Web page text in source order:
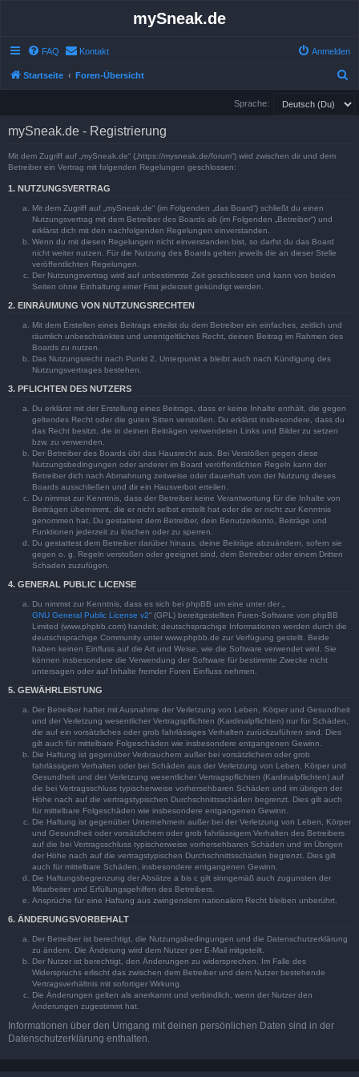
mySneak.de
FAQ Kontakt Anmelden
Startseite Foren-Übersicht
Sprache:
mySneak.de - Registrierung
Mit dem Zugriff auf „mySneak.de“ („https://mysneak.de/forum“) wird zwischen dir und dem
Betreiber ein Vertrag mit folgenden Regelungen geschlossen:
1. NUTZUNGSVERTRAG
Mit dem Zugriff auf „mySneak.de“ (im Folgenden „das Board“) schließt du einen
Nutzungsvertrag mit dem Betreiber des Boards ab (im Folgenden „Betreiber“) und
erklärst dich mit den nachfolgenden Regelungen einverstanden.
Wenn du mit diesen Regelungen nicht einverstanden bist, so darfst du das Board
nicht weiter nutzen. Für die Nutzung des Boards gelten jeweils die an dieser Stelle
veröffentlichten Regelungen.
Der Nutzungsvertrag wird auf unbestimmte Zeit geschlossen und kann von beiden
Seiten ohne Einhaltung einer Frist jederzeit gekündigt werden.
2. EINRÄUMUNG VON NUTZUNGSRECHTEN
Mit dem Erstellen eines Beitrags erteilst du dem Betreiber ein einfaches, zeitlich und
räumlich unbeschränktes und unentgeltliches Recht, deinen Beitrag im Rahmen des
Boards zu nutzen.
Das Nutzungsrecht nach Punkt 2, Unterpunkt a bleibt auch nach Kündigung des
Nutzungsvertrages bestehen.
3. PFLICHTEN DES NUTZERS
Du erklärst mit der Erstellung eines Beitrags, dass er keine Inhalte enthält, die gegen
geltendes Recht oder die guten Sitten verstoßen. Du erklärst insbesondere, dass du
das Recht besitzt, die in deinen Beiträgen verwendeten Links und Bilder zu setzen
bzw. zu verwenden.
Der Betreiber des Boards übt das Hausrecht aus. Bei Verstößen gegen diese
Nutzungsbedingungen oder anderer im Board veröffentlichten Regeln kann der
Betreiber dich nach Abmahnung zeitweise oder dauerhaft von der Nutzung dieses
Boards ausschließen und dir ein Hausverbot erteilen.
Du nimmst zur Kenntnis, dass der Betreiber keine Verantwortung für die Inhalte von
Beiträgen übernimmt, die er nicht selbst erstellt hat oder die er nicht zur Kenntnis
genommen hat. Du gestattest dem Betreiber, dein Benutzerkonto, Beiträge und
Funktionen jederzeit zu löschen oder zu sperren.
Du gestattest dem Betreiber darüber hinaus, deine Beiträge abzuändern, sofern sie
gegen o. g. Regeln verstoßen oder geeignet sind, dem Betreiber oder einem Dritten
Schaden zuzufügen.
4. GENERAL PUBLIC LICENSE
Du nimmst zur Kenntnis, dass es sich bei phpBB um eine unter der „
GNU General Public License v2“ (GPL) bereitgestellten Foren-Software von phpBB
Limited (www.phpbb.com) handelt; deutschsprachige Informationen werden durch die
deutschsprachige Community unter www.phpbb.de zur Verfügung gestellt. Beide
haben keinen Einfluss auf die Art und Weise, wie die Software verwendet wird. Sie
können insbesondere die Verwendung der Software für bestimmte Zwecke nicht
untersagen oder auf Inhalte fremder Foren Einfluss nehmen.
5. GEWÄHRLEISTUNG
Der Betreiber haftet mit Ausnahme der Verletzung von Leben, Körper und Gesundheit
und der Verletzung wesentlicher Vertragspflichten (Kardinalpflichten) nur für Schäden,
die auf ein vorsätzliches oder grob fahrlässiges Verhalten zurückzuführen sind. Dies
gilt auch für mittelbare Folgeschäden wie insbesondere entgangenen Gewinn.
Die Haftung ist gegenüber Verbrauchern außer bei vorsätzlichem oder grob
fahrlässigem Verhalten oder bei Schäden aus der Verletzung von Leben, Körper und
Gesundheit und der Verletzung wesentlicher Vertragspflichten (Kardinalpflichten) auf
die bei Vertragsschluss typischerweise vorhersehbaren Schäden und im übrigen der
Höhe nach auf die vertragstypischen Durchschnittsschäden begrenzt. Dies gilt auch
für mittelbare Folgeschäden wie insbesondere entgangenen Gewinn.
Die Haftung ist gegenüber Unternehmern außer bei der Verletzung von Leben, Körper
und Gesundheit oder vorsätzlichem oder grob fahrlässigem Verhalten des Betreibers
auf die bei Vertragsschluss typischerweise vorhersehbaren Schäden und im Übrigen
der Höhe nach auf die vertragstypischen Durchschnittsschäden begrenzt. Dies gilt
auch für mittelbare Schäden, insbesondere entgangenen Gewinn.
Die Haftungsbegrenzung der Absätze a bis c gilt sinngemäß auch zugunsten der
Mitarbeiter und Erfüllungsgehilfen des Betreibers.
Ansprüche für eine Haftung aus zwingendem nationalem Recht bleiben unberührt.
6. ÄNDERUNGSVORBEHALT
Der Betreiber ist berechtigt, die Nutzungsbedingungen und die Datenschutzerklärung
zu ändern. Die Änderung wird dem Nutzer per E-Mail mitgeteilt.
Der Nutzer ist berechtigt, den Änderungen zu widersprechen. Im Falle des
Widerspruchs erlischt das zwischen dem Betreiber und dem Nutzer bestehende
Vertragsverhältnis mit sofortiger Wirkung.
Die Änderungen gelten als anerkannt und verbindlich, wenn der Nutzer den
Änderungen zugestimmt hat.
Informationen über den Umgang mit deinen persönlichen Daten sind in der
Datenschutzerklärung enthalten.